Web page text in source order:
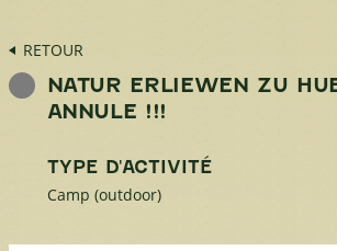
RETOUR
NATUR ERLIEWEN ZU
ANNULE !!!
TYPE D'ACTIVITÉ
Camp (outdoor)